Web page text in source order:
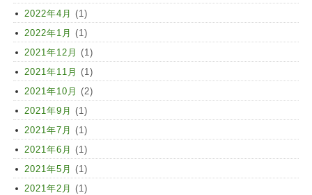
2022年4月 (1)
2022年1月 (1)
2021年12月 (1)
2021年11月 (1)
2021年10月 (2)
2021年9月 (1)
2021年7月 (1)
2021年6月 (1)
2021年5月 (1)
2021年2月 (1)